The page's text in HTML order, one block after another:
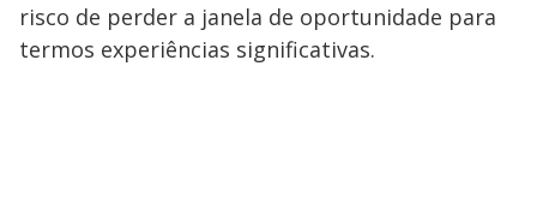
risco de perder a janela de oportunidade para
termos experiências significativas.